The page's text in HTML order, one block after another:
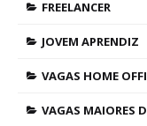
FREELANCER
JOVEM APRENDIZ
VAGAS HOME
VAGAS MAIORES